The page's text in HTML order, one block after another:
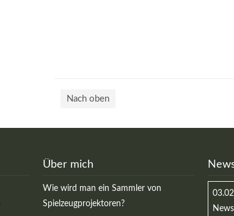
Nach oben
Über mich
Wie wird man ein Sammler von
Spielzeugprojektoren?